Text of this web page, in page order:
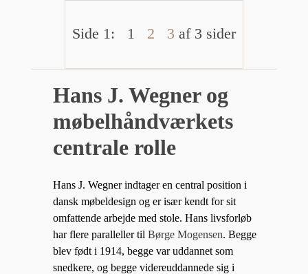
Side 1: 1 2 3 af 3 sider
Hans J. Wegner og
møbelhåndværkets
centrale rolle
Hans J. Wegner indtager en central position i
dansk møbeldesign og er især kendt for sit
omfattende arbejde med stole. Hans livsforløb
har flere paralleller tilBørge Mogensen. Begge
blev født i 1914, begge var uddannet som
snedkere, og begge videreuddannede sig i